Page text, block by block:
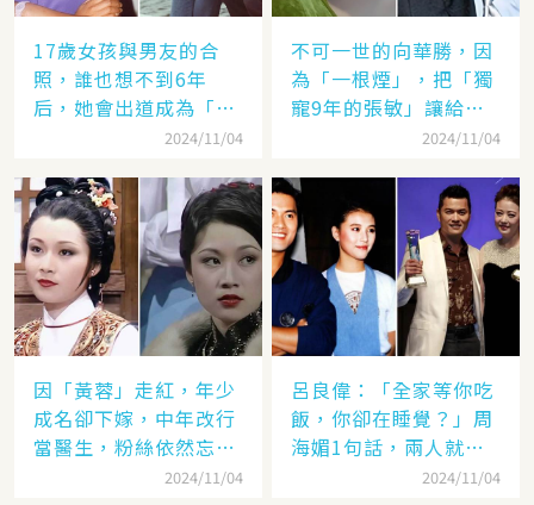
17歲女孩與男友的合
照，誰也想不到6年
后，她會出道成為「香
港當紅女星」，至今都
2024/11/04
不可一世的向華勝，因
為「一根煙」，把「獨
寵9年的張敏」讓給了
2024/11/04
因「黃蓉」走紅，年少
成名卻下嫁，中年改行
當醫生，粉絲依然忘不
2024/11/04
呂良偉：「全家等你吃
飯，你卻在睡覺？」周
海媚1句話，兩人就此
2024/11/04